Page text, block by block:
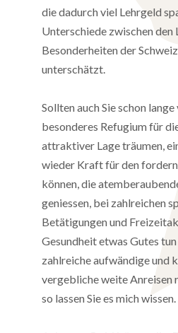
die dadurch viel Lehrgeld
Unterschiede zwischen den
Besonderheiten der
unterschätzt.
Sollten auch Sie schon
besonderes Refugium für
attraktiver Lage träumen,
wieder Kraft für den
können, die
geniessen, bei zahlreichen
Betätigungen und
Gesundheit etwas Gutes
zahlreiche aufwändige und
vergebliche weite Anreisen
so lassen Sie es mich wissen.